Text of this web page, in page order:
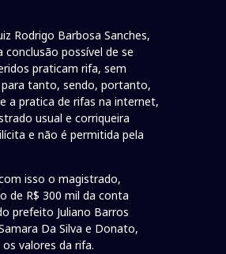
Rodrigo Barbosa Sanches,
conclusão possível de se
praticam rifa, sem
tanto, sendo, portanto,
a pratica de rifas na internet,
usual e corriqueira
e não é permitida pela
isso o magistrado,
de R$ 300 mil da conta
prefeito Juliano Barros
Da Silva e Donato,
valores da rifa.